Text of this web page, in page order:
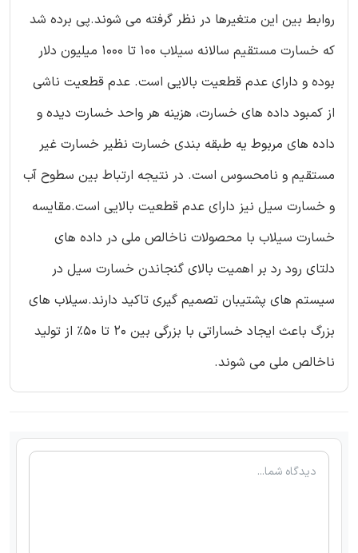
روابط بین این متغیرها در نظر گرفته می شوند.پی برده شد
که خسارت مستقیم سالانه سیلاب 100 تا 1000 میلیون دلار
بوده و دارای عدم قطعیت بالایی است. عدم قطعیت ناشی
از کمبود داده های خسارت، هزینه هر واحد خسارت دیده و
داده های مربوط یه طبقه بندی خسارت نظیر خسارت غیر
مستقیم و نامحسوس است. در نتیجه ارتباط بین سطوح آب
و خسارت سیل نیز دارای عدم قطعیت بالایی است.مقایسه
خسارت سیلاب با محصولات ناخالص ملی در داده های
دلتای رود رد بر اهمیت بالای گنجاندن خسارت سیل در
سیستم های پشتیبان تصمیم گیری تاکید دارند.سیلاب های
بزرگ باعث ایجاد خساراتی با بزرگی بین 20 تا 50% از تولید
ناخالص ملی می شوند.